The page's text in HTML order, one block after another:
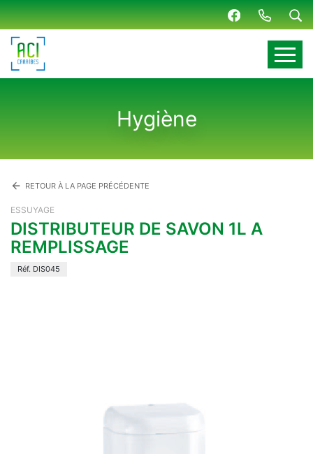
Hygiène
arrow_back RETOUR À LA PAGE PRÉCÉDENTE
ESSUYAGE
DISTRIBUTEUR DE SAVON 1L A
REMPLISSAGE
Réf. DIS045
Panneau de gestion des cookies